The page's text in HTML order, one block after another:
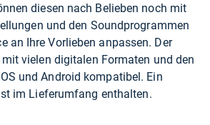
diesen nach Belieben noch mit
und den Soundprogrammen
an Ihre Vorlieben anpassen. Der
vielen digitalen Formaten und den
und Android kompatibel. Ein
im Lieferumfang enthalten.